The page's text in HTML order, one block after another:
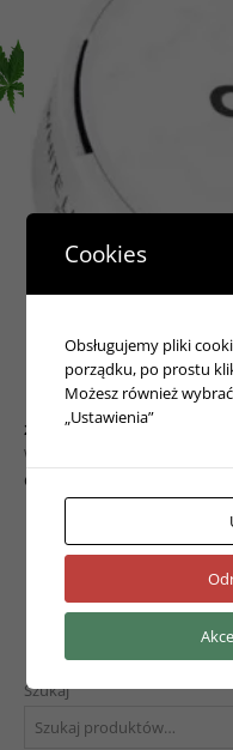
Szukaj
20,00
zł
Woreczki nikotynowe
Cuba White Line 13g
Cookies
Obsługujemy pliki
porządku, po prostu
Możesz również
„Ustawienia”